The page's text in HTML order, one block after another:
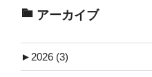
アーカイブ
► 2026 (3)